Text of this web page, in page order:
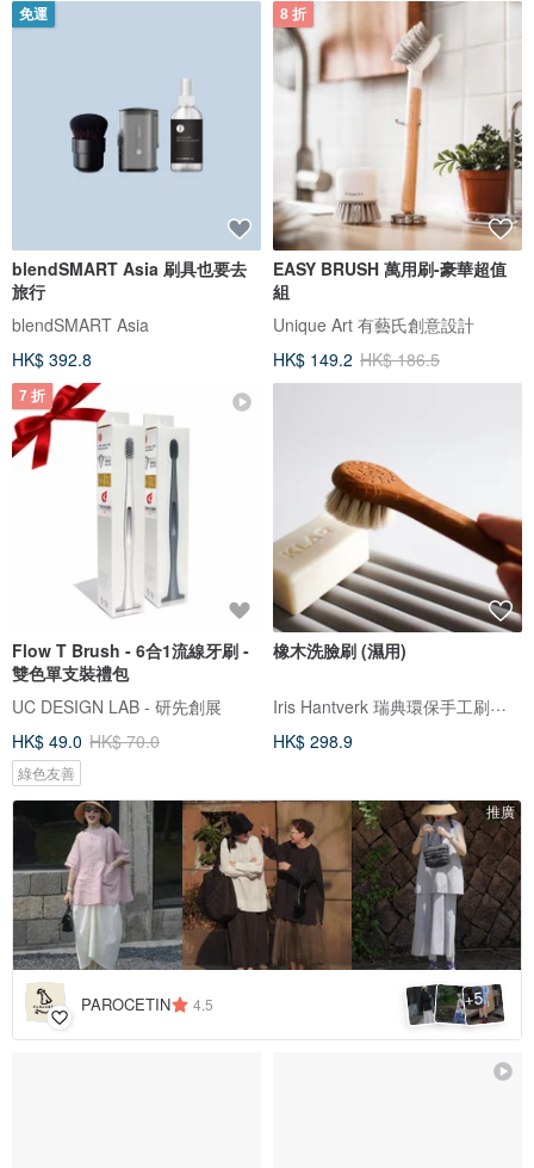
免運
blendSMART Asia 刷具也要去
旅行
blendSMART Asia
HK$ 392.8
8 折
EASY BRUSH 萬用刷-豪華超值
組
Unique Art 有藝氏創意設計
HK$ 149.2 HK$ 186.5
7 折
Flow T Brush - 6合1流線牙刷 -
雙色單支裝禮包
UC DESIGN LAB - 研先創展
HK$ 49.0 HK$ 70.0
綠色友善
橡木洗臉刷 (濕用)
Iris Hantverk 瑞典環保手工刷具 (歐本戶外家居)
HK$ 298.9
推廣
PAROCETIN 4.5 +5